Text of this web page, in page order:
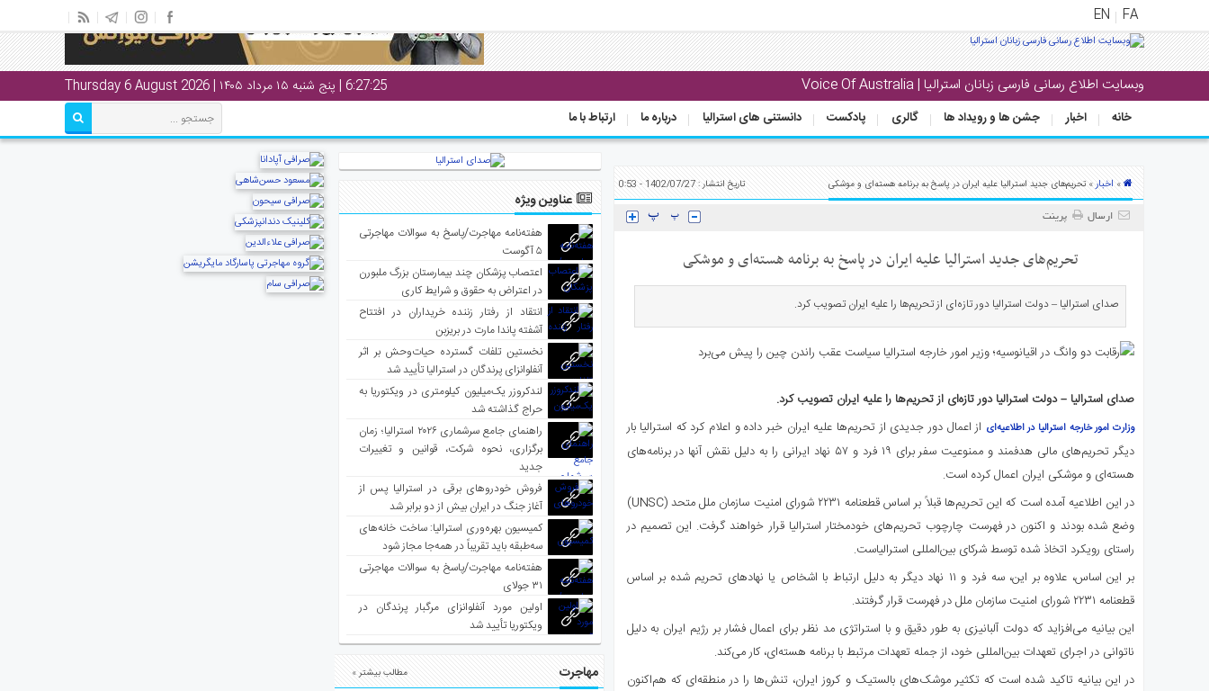
FA
EN
وبسایت اطلاع رسانی فارسی زبانان استرالیا | Voice Of Australia 6:27:26 | پنج شنبه ۱۵ مرداد ۱۴۰۵ | Thursday 6 August 2026
خانه اخبار جشن ها و رویداد ها گالری پادکست دانستنی های استرالیا درباره ما ارتباط با ما
منوی
» اخبار» تحریم‌های جدید استرالیا علیه ایران در پاسخ به برنامه هسته‌ای و موشکی تاریخ انتشار : 1402/07/27 - 0:53
ارسال پرینت
تحریم‌های جدید استرالیا علیه ایران در پاسخ به برنامه هسته‌ای و موشکی
صدای استرالیا – دولت استرالیا دور تازه‌ای از تحریم‌ها را علیه ایران تصویب کرد.
صدای استرالیا – دولت استرالیا دور تازه‌ای از تحریم‌ها را علیه ایران تصویب کرد.
وزارت امور خارجه استرالیا در اطلاعیه‌ای از اعمال دور جدیدی از تحریم‌ها علیه ایران خبر داده و اعلام کرد که استرالیا بار
دیگر تحریم‌های مالی هدفمند و ممنوعیت سفر برای ۱۹ فرد و ۵۷ نهاد ایرانی را به دلیل نقش آنها در برنامه‌های
هسته‌ای و موشکی ایران اعمال کرده است.
در این اطلاعیه آمده است که این تحریم‌ها قبلاً بر اساس قطعنامه ۲۲۳۱ شورای امنیت سازمان ملل متحد (UNSC)
وضع شده بودند و اکنون در فهرست چارچوب تحریم‌های خودمختار استرالیا قرار خواهند گرفت. این تصمیم در
راستای رویکرد اتخاذ شده توسط شرکای بین‌المللی استرالیاست.
بر این اساس، علاوه بر این، سه فرد و ۱۱ نهاد دیگر به دلیل ارتباط با اشخاص یا نهادهای تحریم شده بر اساس
قطعنامه ۲۲۳۱ شورای امنیت سازمان ملل در فهرست قرار گرفتند.
این بیانیه می‌افزاید که دولت آلبانیزی به طور دقیق و با استراتژی مد نظر برای اعمال فشار بر رژیم ایران به دلیل
ناتوانی در اجرای تعهدات بین‌المللی خود، از جمله تعهدات مرتبط با برنامه هسته‌ای، کار می‌کند.
در این بیانیه تاکید شده است که تکثیر موشک‌های بالستیک و کروز ایران، تنش‌ها را در منطقه‌ای که هم‌اکنون
عناوین ویژه
هفته‌نامه مهاجرت/پاسخ به سوالات مهاجرتی
۵ آگوست
اعتصاب پزشکان چند بیمارستان بزرگ ملبورن
در اعتراض به حقوق و شرایط کاری
انتقاد از رفتار زننده خریداران در افتتاح
آشفته پاندا مارت در بریزبن
نخستین تلفات گسترده حیات‌وحش بر اثر
آنفلوانزای پرندگان در استرالیا تأیید شد
لندکروزر یک‌میلیون کیلومتری در ویکتوریا به
حراج گذاشته شد
راهنمای جامع سرشماری ۲۰۲۶ استرالیا؛ زمان
برگزاری، نحوه شرکت، قوانین و تغییرات
جدید
فروش خودروهای برقی در استرالیا پس از
آغاز جنگ در ایران بیش از دو برابر شد
کمیسیون بهره‌وری استرالیا: ساخت خانه‌های
سه‌طبقه باید تقریباً در همه‌جا مجاز شود
هفته‌نامه مهاجرت/پاسخ به سوالات مهاجرتی
۳۱ جولای
اولین مورد آنفلوانزای مرگبار پرندگان در
ویکتوریا تأیید شد
مهاجرت مطالب بیشتر »